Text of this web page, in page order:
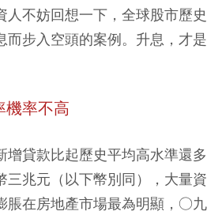
人不妨回想一下，全球股市歷史
而步入空頭的案例。升息，才是
機率不高
貸款比起歷史平均高水準還多
兆元（以下幣別同），大量資
脹在房地產市場最為明顯，○九